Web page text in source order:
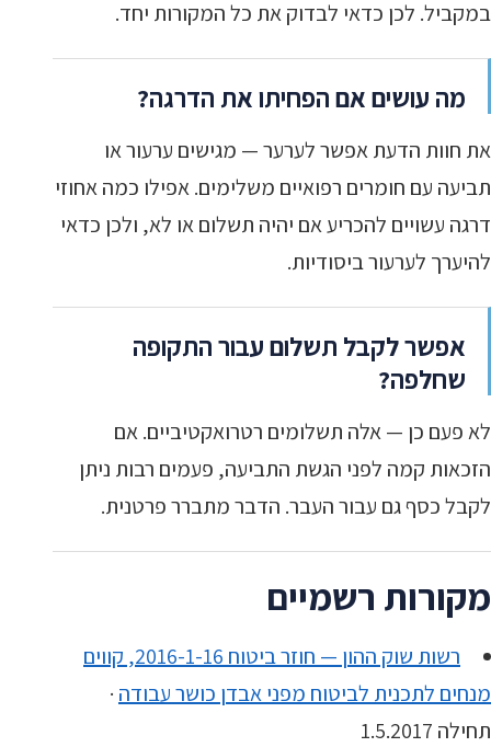
במקביל. לכן כדאי לבדוק את כל המקורות יחד.
מה עושים אם הפחיתו את הדרגה?
את חוות הדעת אפשר לערער — מגישים ערעור או
תביעה עם חומרים רפואיים משלימים. אפילו כמה אחוזי
דרגה עשויים להכריע אם יהיה תשלום או לא, ולכן כדאי
להיערך לערעור ביסודיות.
אפשר לקבל תשלום עבור התקופה
שחלפה?
לא פעם כן — אלה תשלומים רטרואקטיביים. אם
הזכאות קמה לפני הגשת התביעה, פעמים רבות ניתן
לקבל כסף גם עבור העבר. הדבר מתברר פרטנית.
מקורות רשמיים
רשות שוק ההון — חוזר ביטוח 2016-1-16, קווים
מנחים לתכנית לביטוח מפני אבדן כושר עבודה ·
תחילה 1.5.2017